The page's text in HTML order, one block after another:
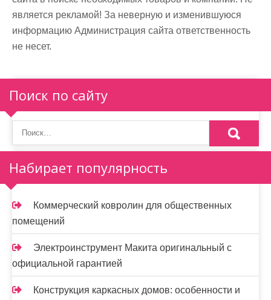
является рекламой! За неверную и изменившуюся
информацию Администрация сайта ответственность
не несет.
Поиск по сайту
Набирает популярность
Коммерческий ковролин для общественных
помещений
Электроинструмент Макита оригинальный с
официальной гарантией
Конструкция каркасных домов: особенности и